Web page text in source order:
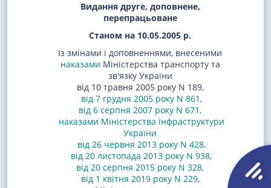
Видання друге, доповнене,
перепрацьоване
Станом на 10.05.2005 р.
Із змінами і доповненнями, внесеними
наказами Міністерства транспорту та
зв'язку України
від 10 травня 2005 року N 189,
від 7 грудня 2005 року N 861 ,
від 6 серпня 2007 року N 671 ,
наказами Міністерства інфраструктури
України
від 26 червня 2013 року N 428,
від 20 листопада 2013 року N 938,
від 20 серпня 2015 року N 328,
від 1 квітня 2019 року N 229,